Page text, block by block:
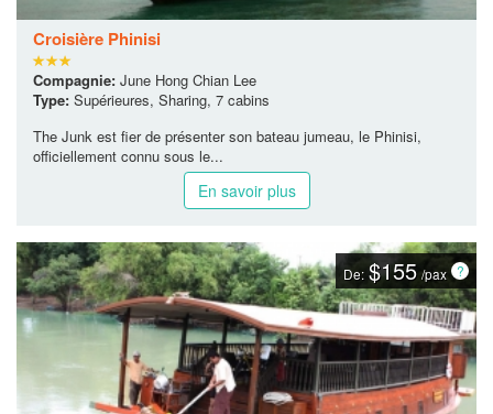
Croisière Phinisi
Compagnie: June Hong Chian Lee
Type: Supérieures, Sharing, 7 cabins
The Junk est fier de présenter son bateau jumeau, le Phinisi,
officiellement connu sous le...
En savoir plus
De: $155 /pax